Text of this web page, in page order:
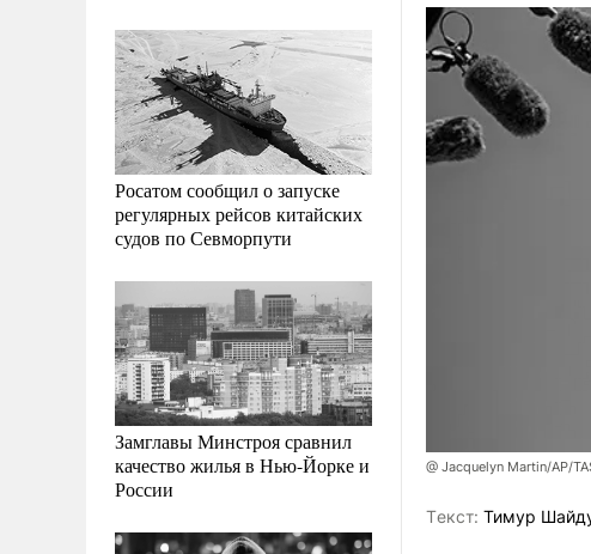
Росатом сообщил о запуске
регулярных рейсов китайских
судов по Севморпути
Замглавы Минстроя сравнил
качество жилья в Нью-Йорке и
России
@ Jacquelyn Martin/AP/
Tекст: Тимур